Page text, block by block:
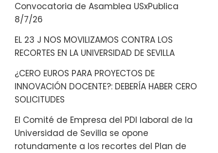
Convocatoria de Asamblea USxPublica
8/7/26
EL 23 J NOS MOVILIZAMOS CONTRA LOS
RECORTES EN LA UNIVERSIDAD DE SEVILLA
¿CERO EUROS PARA PROYECTOS DE
INNOVACIÓN DOCENTE?: DEBERÍA HABER CERO
SOLICITUDES
El Comité de Empresa del PDI laboral de la
Universidad de Sevilla se opone
rotundamente a los recortes del Plan de